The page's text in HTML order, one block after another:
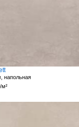
напольная
м²